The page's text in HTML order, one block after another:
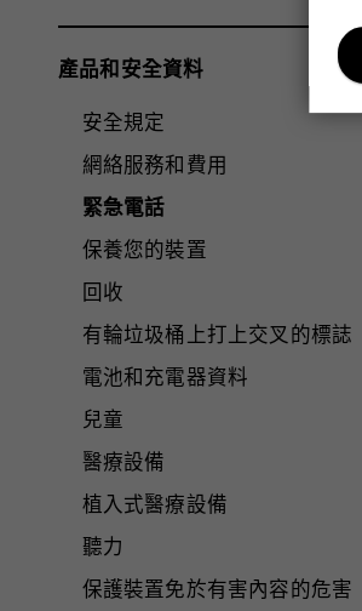
產品和安全資料
安全規定
網絡服務和費用
緊急電話
保養您的裝置
回收
有輪垃圾桶上打上交叉的標誌
電池和充電器資料
兒童
醫療設備
植入式醫療設備
聽力
保護裝置免於有害內容的危害